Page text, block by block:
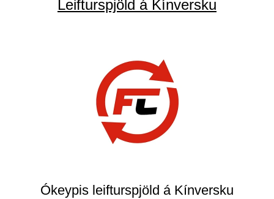
Leifturspjöld á Kínversku
Ókeypis leifturspjöld á Kínversku